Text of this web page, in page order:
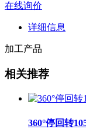
在线询价
详细信息
加工产品
相关推荐
360°停回转